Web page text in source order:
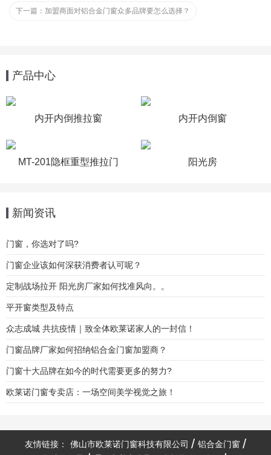
下一篇： 加盟商面对铝合金门窗众多品牌要怎么选择？
产品中心
内开内倒推拉窗 内开内倒窗
MT-201隐框重型推拉门 阳光房
新闻资讯
门窗，你选对了吗?
门窗企业该如何深获消费者认可呢？
定制战场拉开 阳光房厂家如何找准风向。。
平开窗类型及特点
众志成城 共抗疫情｜致全体欧莱诺家人的一封信！
门窗品牌厂家如何招纳铝合金门窗加盟商？
门窗十大品牌在如今的时代需要更多的努力?
欧莱诺门窗专卖店：一场空间美学视觉之旅！
友情链接： 佛山市欧莱诺门窗科技有限公司
铝合金门窗